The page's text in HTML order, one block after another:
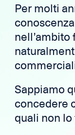
Per molti
nell’ambito
Sappiamo
concedere
quali non lo